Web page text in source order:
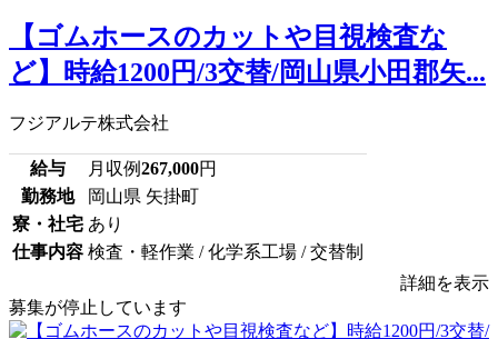
【ゴムホースのカットや目視検査な
ど】時給1200円/3交替/岡山県小田郡矢...
フジアルテ株式会社
給与 月収例267,000円
勤務地
岡山県 矢掛町
寮・社宅 あり
仕事内容 検査・軽作業 / 化学系工場 / 交替制
詳細を表示
募集が停止しています